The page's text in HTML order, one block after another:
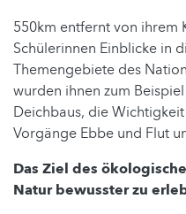
550km entfernt von ihrem
Schülerinnen Einblicke in
Themengebiete des
wurden ihnen zum
Deichbaus, die
Vorgänge Ebbe und Flut
Das Ziel des
Natur bewusster zu